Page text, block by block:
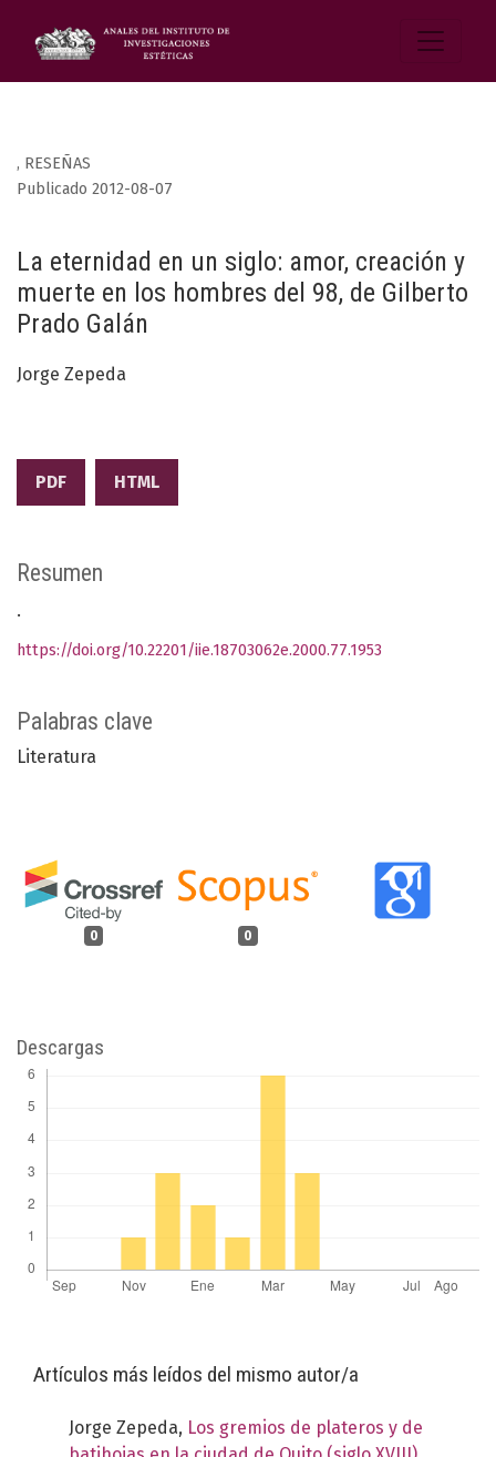
, RESEÑAS
La eternidad en un siglo: amor, creación y
muerte en los hombres del 98, de Gilberto
Prado Galán
Publicado 2012-08-07
Jorge Zepeda
PDF HTML
Palabras clave
Literatura
0 0
Resumen
.
https://doi.org/10.22201/iie.18703062e.2000.77.1953
Descargas
Artículos más leídos del mismo autor/a
Jorge Zepeda, Los gremios de plateros y de